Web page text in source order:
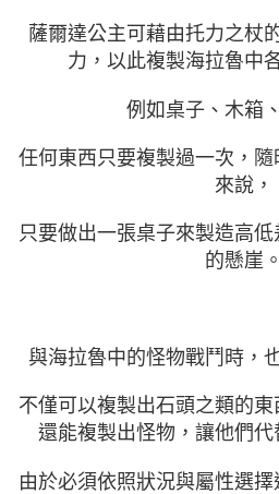
薩爾達公主可藉由托力之杖
力，以此複製海拉魯中
例如桌子、木箱
任何東西只要複製過一次，
來說，
只要做出一張桌子來製造高
的懸崖。
與海拉魯中的怪物戰鬥時，
不僅可以複製出石頭之類的東
還能複製出怪物，讓他們代
由於必須依照狀況與屬性選